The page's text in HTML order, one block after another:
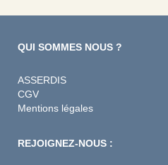
QUI SOMMES NOUS ?
ASSERDIS
CGV
Mentions légales
REJOIGNEZ-NOUS :